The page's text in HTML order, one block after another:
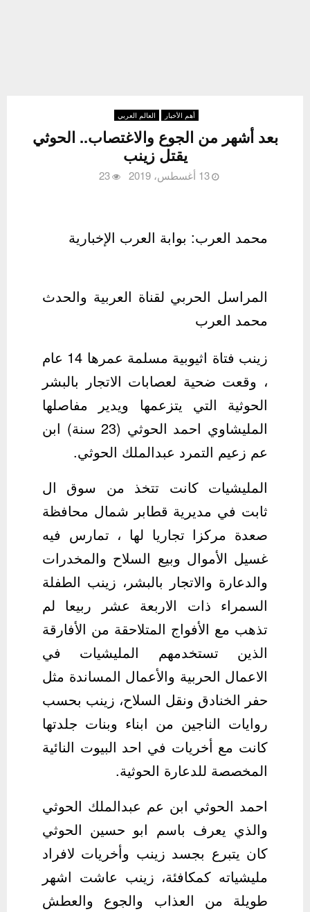
أهم الأخبار العالم العربي
بعد أشهر من الجوع والاغتصاب.. الحوثي
يقتل زينب
13 أغسطس، 2019 23
محمد العرب: بوابة العرب الإخبارية
المراسل الحربي لقناة العربية والحدث
محمد العرب
زينب فتاة اثيوبية مسلمة عمرها 14 عام
، وقعت ضحية لعصابات الاتجار بالبشر
الحوثية التي يتزعمها ويدير مفاصلها
المليشاوي احمد الحوثي (23 سنة) ابن
عم زعيم التمرد عبدالملك الحوثي.
المليشيات كانت تتخذ من سوق ال
ثابت في مديرية قطابر شمال محافظة
صعدة مركزا تجاريا لها ، تمارس فيه
غسيل الأموال وبيع السلاح والمخدرات
والدعارة والاتجار بالبشر، زينب الطفلة
السمراء ذات الاربعة عشر ربيعا لم
تذهب مع الأفواج المتلاحقة من الأفارقة
الذين تستخدمهم المليشيات في
الاعمال الحربية والأعمال المساندة مثل
حفر الخنادق ونقل السلاح، زينب بحسب
روايات الناجين من ابناء وبنات جلدتها
كانت مع أخريات في احد البيوت النائية
المخصصة للدعارة الحوثية.
احمد الحوثي ابن عم عبدالملك الحوثي
والذي يعرف باسم ابو حسين الحوثي
كان يتبرع بجسد زينب وأخريات لافراد
مليشياته كمكافئة، زينب عاشت اشهر
طويلة من العذاب والجوع والعطش